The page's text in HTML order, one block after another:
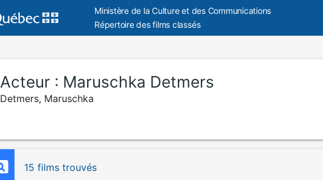
Ministère de la Culture et des Communications
Répertoire des films classés
Acteur : Maruschka Detmers
Detmers, Maruschka
15 films trouvés